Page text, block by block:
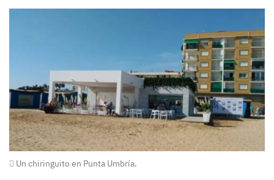
Un chiringuito en Punta Umbría.